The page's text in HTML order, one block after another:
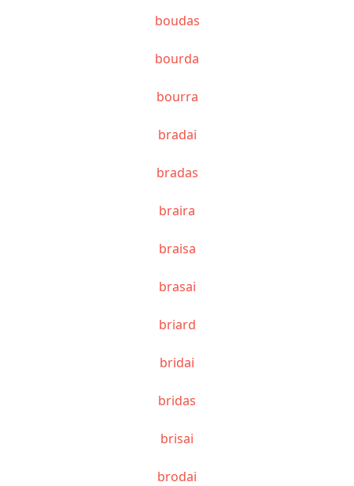
boudas
bourda
bourra
bradai
bradas
braira
braisa
brasai
briard
bridai
bridas
brisai
brodai